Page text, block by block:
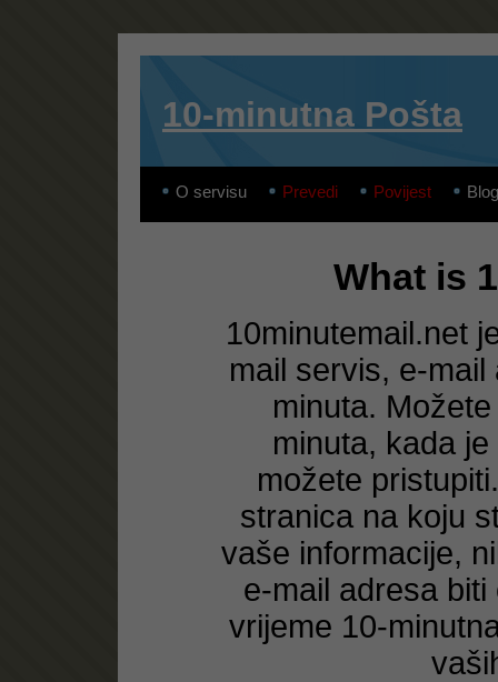
10-minutna Pošta
O servisu Prevedi Povijest Blog
What is
10minutemail.net
mail servis, e-
minuta.
minuta, kada
možete
stranica na koju
vaše informacije,
e-mail adresa
vrijeme 10-